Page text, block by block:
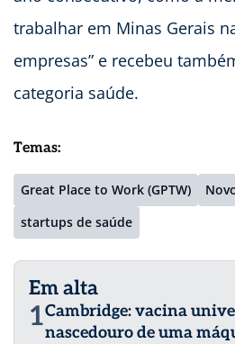
trabalhar em Minas Gerais
empresas” e recebeu
categoria saúde.
Temas:
Great Place to Work (GPTW)
startups de saúde
Em alta
1Cambridge: vacina
nascedouro de uma